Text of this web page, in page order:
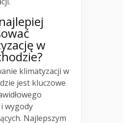
w
klimatyzacji w
jest kluczowe
wygody
Najlepszym